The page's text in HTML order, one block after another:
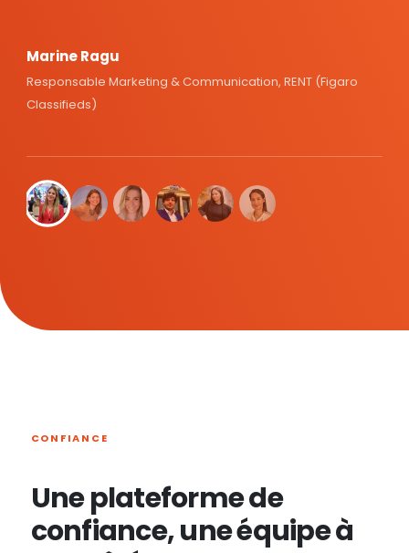
Marine Ragu
Responsable Marketing & Communication, RENT (Figaro
Classifieds)
CONFIANCE
Une plateforme de
confiance, une équipe à